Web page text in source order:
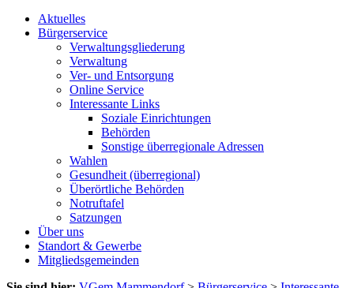
Aktuelles
Bürgerservice
Verwaltungsgliederung
Verwaltung
Ver- und Entsorgung
Online Service
Interessante Links
Soziale Einrichtungen
Behörden
Sonstige überregionale Adressen
Wahlen
Gesundheit (überregional)
Überörtliche Behörden
Notruftafel
Satzungen
Über uns
Standort & Gewerbe
Mitgliedsgemeinden